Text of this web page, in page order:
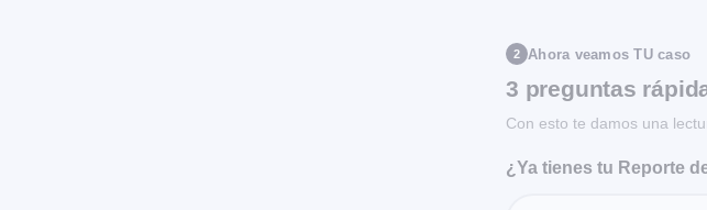
2 Ahora veamos TU caso
3 preguntas
Con esto te damos una
¿Ya tienes tu Reporte